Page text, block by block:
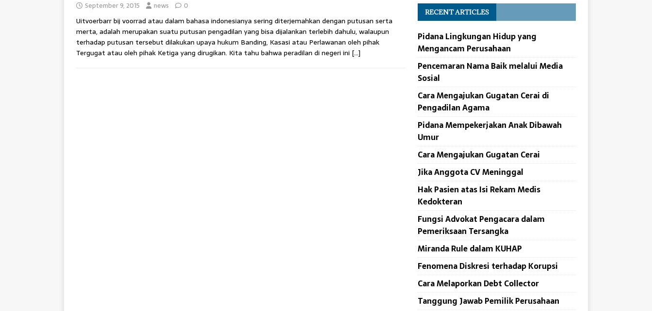
September 9, 2015 news 0
Uitvoerbarr bij voorrad atau dalam bahasa indonesianya sering diterjemahkan dengan putusan serta
merta, adalah merupakan suatu putusan pengadilan yang bisa dijalankan terlebih dahulu, walaupun
terhadap putusan tersebut dilakukan upaya hukum Banding, Kasasi atau Perlawanan oleh pihak
Tergugat atau oleh pihak Ketiga yang dirugikan. Kita tahu bahwa peradilan di negeri ini […]
RECENT ARTICLES
Pidana Lingkungan Hidup yang
Mengancam Perusahaan
Pencemaran Nama Baik melalui Media
Sosial
Cara Mengajukan Gugatan Cerai di
Pengadilan Agama
Pidana Mempekerjakan Anak Dibawah
Umur
Cara Mengajukan Gugatan Cerai
Jika Anggota CV Meninggal
Hak Pasien atas Isi Rekam Medis
Kedokteran
Fungsi Advokat Pengacara dalam
Pemeriksaan Tersangka
Miranda Rule dalam KUHAP
Fenomena Diskresi terhadap Korupsi
Cara Melaporkan Debt Collector
Tanggung Jawab Pemilik Perusahaan